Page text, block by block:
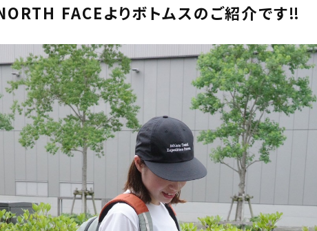
FACEよりボトムスのご紹介です‼︎